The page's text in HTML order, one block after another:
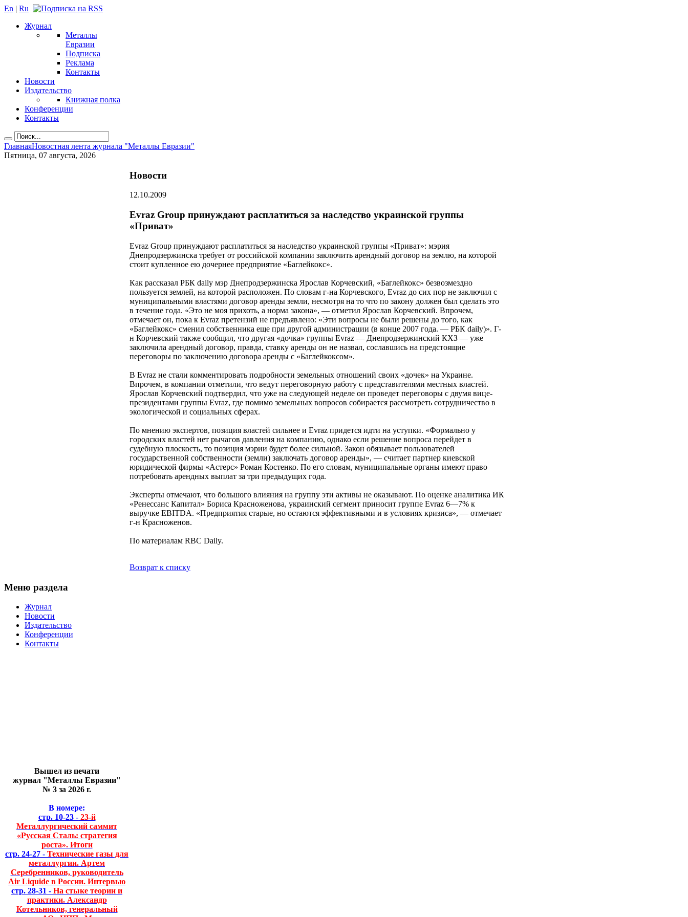
En | Ru
Журнал
Металлы
Евразии
Подписка
Реклама
Контакты
Новости
Издательство
Книжная полка
Конференции
Контакты
ГлавнаяНовостная лента журнала "Металлы Евразии"
Пятница, 07 августа, 2026
Новости
12.10.2009
Evraz Group принуждают расплатиться за наследство украинской группы
«Приват»
Evraz Group принуждают расплатиться за наследство украинской группы «Приват»: мэрия
Днепродзержинска требует от российской компании заключить арендный договор на землю, на которой
стоит купленное ею дочернее предприятие «Баглейкокс».
Как рассказал РБК daily мэр Днепродзержинска Ярослав Корчевский, «Баглейкокс» безвозмездно
пользуется землей, на которой расположен. По словам г-на Корчевского, Evraz до сих пор не заключил с
муниципальными властями договор аренды земли, несмотря на то что по закону должен был сделать это
в течение года. «Это не моя прихоть, а норма закона», — отметил Ярослав Корчевский. Впрочем,
отмечает он, пока к Evraz претензий не предъявлено: «Эти вопросы не были решены до того, как
«Баглейкокс» сменил собственника еще при другой администрации (в конце 2007 года. — РБК daily)». Г-
н Корчевский также сообщил, что другая «дочка» группы Evraz — Днепродзержинский КХЗ — уже
заключила арендный договор, правда, ставку аренды он не назвал, сославшись на предстоящие
переговоры по заключению договора аренды с «Баглейкоксом».
В Evraz не стали комментировать подробности земельных отношений своих «дочек» на Украине.
Впрочем, в компании отметили, что ведут переговорную работу с представителями местных властей.
Ярослав Корчевский подтвердил, что уже на следующей неделе он проведет переговоры с двумя вице-
президентами группы Evraz, где помимо земельных вопросов собирается рассмотреть сотрудничество в
экологической и социальных сферах.
По мнению экспертов, позиция властей сильнее и Evraz придется идти на уступки. «Формально у
городских властей нет рычагов давления на компанию, однако если решение вопроса перейдет в
судебную плоскость, то позиция мэрии будет более сильной. Закон обязывает пользователей
государственной собственности (земли) заключать договор аренды», — считает партнер киевской
юридической фирмы «Астерс» Роман Костенко. По его словам, муниципальные органы имеют право
потребовать арендных выплат за три предыдущих года.
Эксперты отмечают, что большого влияния на группу эти активы не оказывают. По оценке аналитика ИК
«Ренессанс Капитал» Бориса Красноженова, украинский сегмент приносит группе Evraz 6—7% к
выручке EBITDA. «Предприятия старые, но остаются эффективными и в условиях кризиса», — отмечает
г-н Красноженов.
По материалам RBC Daily.
Возврат к списку
Меню раздела
Журнал
Новости
Издательство
Конференции
Контакты
Вышел из печати
журнал "Металлы Евразии"
№ 3 за 2026 г.
В номере:
стр. 10-23 -23-й
Металлургический саммит
«Русская Сталь: стратегия
роста». Итоги
стр. 24-27 - Технические газы для
металлургии. Артем
Серебренников, руководитель
Air Liquide в России. Интервью
стр. 28-31 - На стыке теории и
практики. Александр
Котельников, генеральный